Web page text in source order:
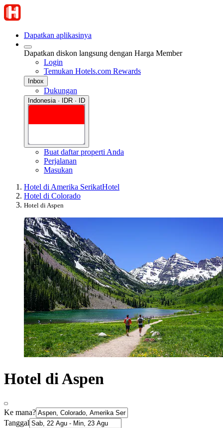
Dapatkan aplikasinya
Dapatkan diskon langsung dengan Harga Member
Login
Temukan Hotels.com Rewards
Inbox
Dukungan
Indonesia · IDR · ID
Buat daftar properti Anda
Perjalanan
Masukan
Hotel di Amerika SerikatHotel
Hotel di Colorado
Hotel di Aspen
Hotel di Aspen
Ke mana?
Tanggal